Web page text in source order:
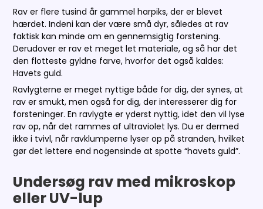
Rav er flere tusind år gammel harpiks, der er blevet
hærdet. Indeni kan der være små dyr, således at rav
faktisk kan minde om en gennemsigtig forstening.
Derudover er rav et meget let materiale, og så har det
den flotteste gyldne farve, hvorfor det også kaldes:
Havets guld.
Ravlygterne er meget nyttige både for dig, der synes, at
rav er smukt, men også for dig, der interesserer dig for
forsteninger. En ravlygte er yderst nyttig, idet den vil lyse
rav op, når det rammes af ultraviolet lys. Du er dermed
ikke i tvivl, når ravklumperne lyser op på stranden, hvilket
gør det lettere end nogensinde at spotte “havets guld”.
Undersøg rav med mikroskop
eller UV-lup